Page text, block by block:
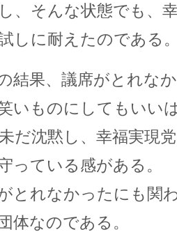
、そんな状態でも、
しに耐えたのである
結果、議席がとれな
いものにしてもいい
だ沈黙し、幸福実現
っている感がある。
とれなかったにも関
体なのである。